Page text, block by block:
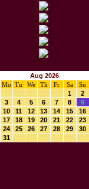
Aug 2026
Mo
Tu We Th Fr Sa
Su
1
2
3
4 5 6 7 8
9
10
11 12 13 14 15
16
17
18 19 20 21 22
23
24
25 26 27 28 29
30
31